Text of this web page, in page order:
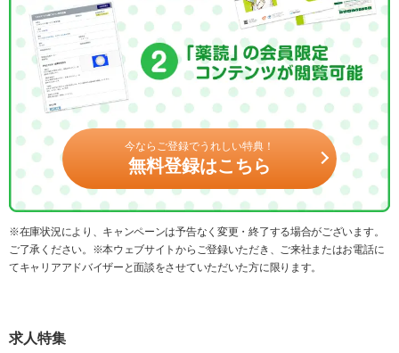
今ならご登録でうれしい特典！
無料登録はこちら
※在庫状況により、キャンペーンは予告なく変更・終了する場合がございます。
ご了承ください。※本ウェブサイトからご登録いただき、ご来社またはお電話に
てキャリアアドバイザーと面談をさせていただいた方に限ります。
求人特集